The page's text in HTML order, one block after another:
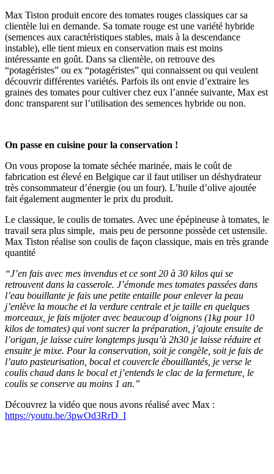
Max Tiston produit encore des tomates rouges classiques car sa
clientèle lui en demande. Sa tomate rouge est une variété hybride
(semences aux caractéristiques stables, mais à la descendance
instable), elle tient mieux en conservation mais est moins
intéressante en goût. Dans sa clientèle, on retrouve des
“potagéristes” ou ex “potagéristes” qui connaissent ou qui veulent
découvrir différentes variétés. Parfois ils ont envie d’extraire les
graines des tomates pour cultiver chez eux l’année suivante, Max est
donc transparent sur l’utilisation des semences hybride ou non.
On passe en cuisine pour la conservation !
On vous propose la tomate séchée marinée, mais le coût de
fabrication est élevé en Belgique car il faut utiliser un déshydrateur
très consommateur d’énergie (ou un four). L’huile d’olive ajoutée
fait également augmenter le prix du produit.
Le classique, le coulis de tomates. Avec une épépineuse à tomates, le
travail sera plus simple, mais peu de personne possède cet ustensile.
Max Tiston réalise son coulis de façon classique, mais en très grande
quantité
“J’en fais avec mes invendus et ce sont 20 à 30 kilos qui se
retrouvent dans la casserole. J’émonde mes tomates passées dans
l’eau bouillante je fais une petite entaille pour enlever la peau
j’enlève la mouche et la verdure centrale et je taille en quelques
morceaux, je fais mijoter avec beaucoup d’oignons (1kg pour 10
kilos de tomates) qui vont sucrer la préparation, j’ajoute ensuite de
l’origan, je laisse cuire longtemps jusqu’à 2h30 je laisse réduire et
ensuite je mixe. Pour la conservation, soit je congèle, soit je fais de
l’auto pasteurisation, bocal et couvercle ébouillantés, je verse le
coulis chaud dans le bocal et j’entends le clac de la fermeture, le
coulis se conserve au moins 1 an.”
Découvrez la vidéo que nous avons réalisé avec Max :
https://youtu.be/3pwOd3RrD_I